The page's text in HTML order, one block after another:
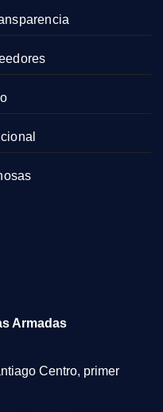
Armadas
Centro, primer